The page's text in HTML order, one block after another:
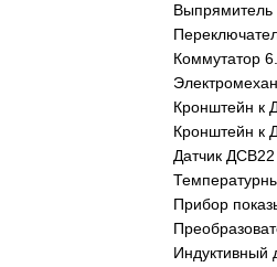
Выпрямитель
Коммутатор
Кронштейн к
Кронштейн к
Датчик ДСВ22
Прибор
Индуктивный